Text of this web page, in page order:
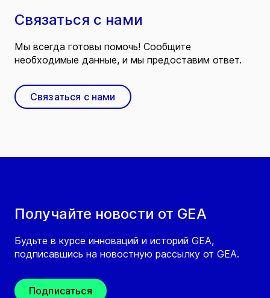
Получайте новости от GEA
Будьте в курсе инноваций и историй GEA,
подписавшись на новостную рассылку от GEA.
Подписаться
Связаться с нами
Мы всегда готовы помочь! Сообщите
необходимые данные, и мы предоставим ответ.
Связаться с нами